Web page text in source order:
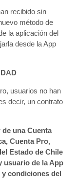
recibido sin
método de
la aplicación del
desde la App
usuarios no han
decir, un contrato
una Cuenta
Cuenta Pro,
Estado de Chile
usuario de la App
condiciones del